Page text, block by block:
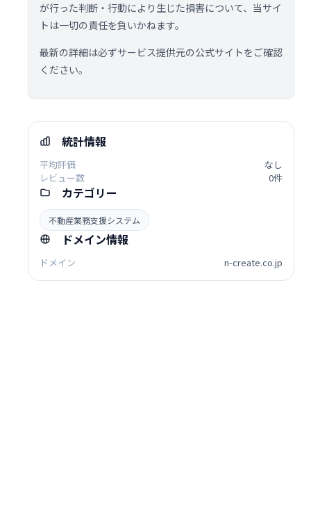
が行った判断・行動により生じた損害について、当サイ
トは一切の責任を負いかねます。
最新の詳細は必ずサービス提供元の公式サイトをご確認
ください。
統計情報
平均評価
なし
レビュー数
0件
カテゴリー
不動産業務支援システム
ドメイン情報
ドメイン n-create.co.jp